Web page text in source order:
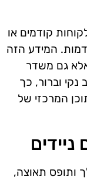
קודמים או
המידע הזה
גם משדר
נקי וברור, כך
המרכזי של
ותופס תאוצה,